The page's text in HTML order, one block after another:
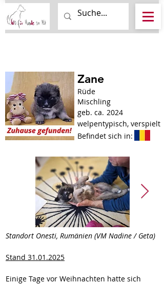
Zane
Rüde
Mischling
geb. ca. 2024
welpentypisch, verspielt
Befindet sich in:
Standort Onesti, Rumänien (VM Nadine / Geta)
Stand 31.01.2025
Einige Tage vor Weihnachten hatte sich